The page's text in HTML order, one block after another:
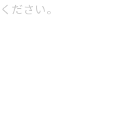
ださい。